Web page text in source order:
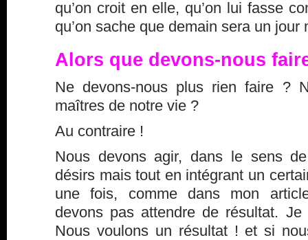
qu’on croit en elle, qu’on lui fasse
qu’on sache que demain sera un jour
Alors que devons-nous
Ne devons-nous plus rien faire ?
maîtres de notre vie ?
Au contraire !
Nous devons agir, dans le sens
désirs mais tout en intégrant un
une fois, comme dans mon
devons pas attendre de résultat.
Nous voulons un résultat ! et si